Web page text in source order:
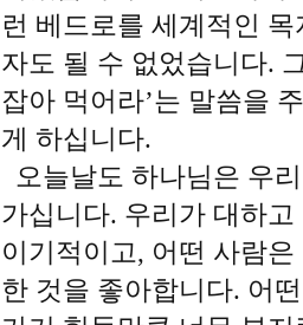
런 베드로를 세계적인
자도 될 수 없었습니다.
잡아 먹어라’는 말씀을
게 하십니다.
오늘날도 하나님은 우
가십니다. 우리가 대하
이기적이고, 어떤 사람
한 것을 좋아합니다. 어